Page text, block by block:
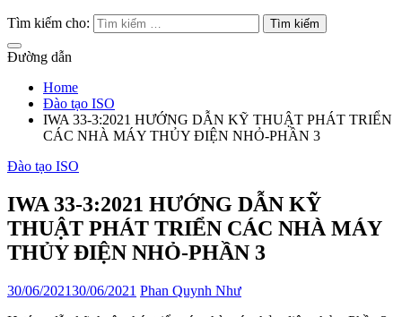
Tìm kiếm cho:
Đường dẫn
Home
Đào tạo ISO
IWA 33-3:2021 HƯỚNG DẪN KỸ THUẬT PHÁT TRIỂN
CÁC NHÀ MÁY THỦY ĐIỆN NHỎ-PHẦN 3
Đào tạo ISO
IWA 33-3:2021 HƯỚNG DẪN KỸ
THUẬT PHÁT TRIỂN CÁC NHÀ MÁY
THỦY ĐIỆN NHỎ-PHẦN 3
30/06/202130/06/2021 Phan Quynh Như